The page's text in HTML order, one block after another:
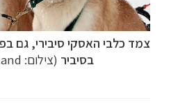
צמד כלבי האסקי סיבירי, גם
בסיביר (צילום: Visit Finland)